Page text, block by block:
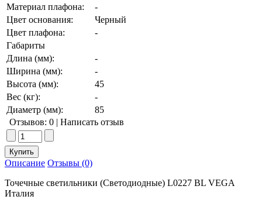
Материал плафона:
-
Цвет основания:
Черный
Цвет плафона:
-
Габариты
Длина (мм):
-
Ширина (мм):
-
Высота (мм):
45
Вес (кг):
-
Диаметр (мм):
85
Отзывов: 0 | Написать отзыв
Описание Отзывы (0)
Точечные светильники (Светодиодные) L0227 BL VEGA
Италия